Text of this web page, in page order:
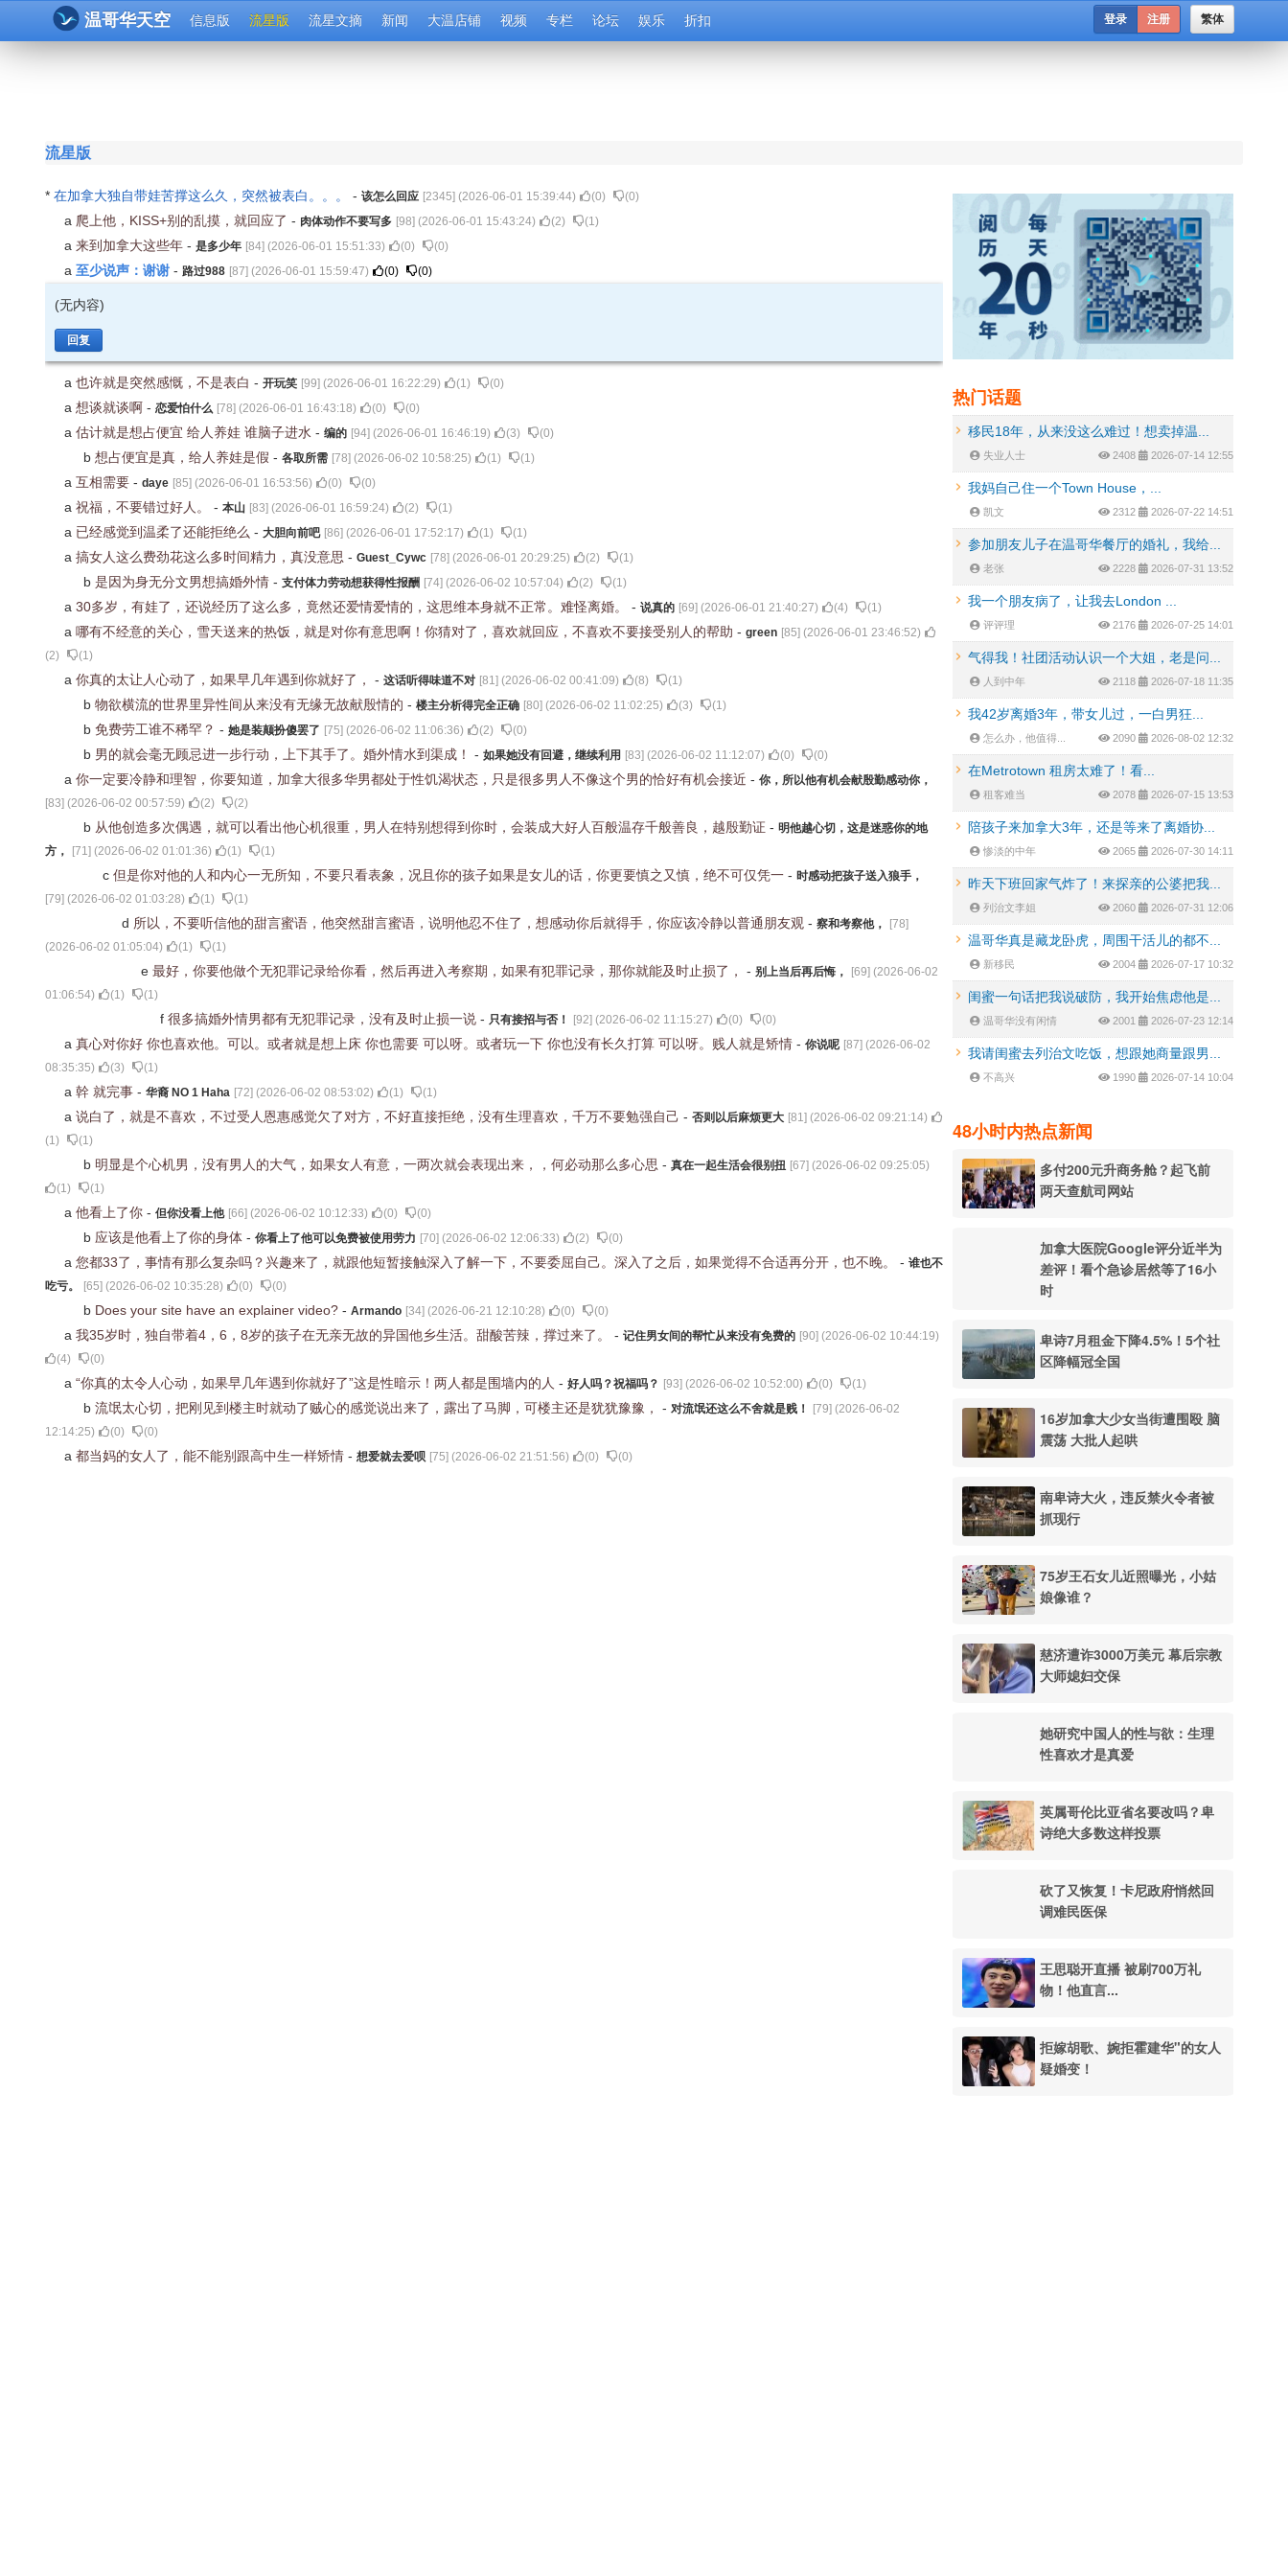
温哥华天空 信息版 流星版 流星文摘 新闻 大温店铺 视频 专栏 论坛 娱乐 折扣 繁体
登录 注册
流星版
* 在加拿大独自带娃苦撑这么久，突然被表白。。。 - 该怎么回应 [2345] (2026-06-01 15:39:44) (0) (0)
a 爬上他，KISS+别的乱摸，就回应了 - 肉体动作不要写多 [98] (2026-06-01 15:43:24) (2) (1)
a 来到加拿大这些年 - 是多少年 [84] (2026-06-01 15:51:33) (0) (0)
a 至少说声：谢谢 - 路过988 [87] (2026-06-01 15:59:47) (0) (0)
(无内容)
回复
a 也许就是突然感慨，不是表白 - 开玩笑 [99] (2026-06-01 16:22:29) (1) (0)
a 想谈就谈啊 - 恋爱怕什么 [78] (2026-06-01 16:43:18) (0) (0)
a 估计就是想占便宜 给人养娃 谁脑子进水 - 编的 [94] (2026-06-01 16:46:19) (3) (0)
b 想占便宜是真，给人养娃是假 - 各取所需 [78] (2026-06-02 10:58:25) (1) (1)
a 互相需要 - daye [85] (2026-06-01 16:53:56) (0) (0)
a 祝福，不要错过好人。 - 本山 [83] (2026-06-01 16:59:24) (2) (1)
a 已经感觉到温柔了还能拒绝么 - 大胆向前吧 [86] (2026-06-01 17:52:17) (1) (1)
a 搞女人这么费劲花这么多时间精力，真没意思 - Guest_Cywc [78] (2026-06-01 20:29:25) (2) (1)
b 是因为身无分文男想搞婚外情 - 支付体力劳动想获得性报酬 [74] (2026-06-02 10:57:04) (2) (1)
a 30多岁，有娃了，还说经历了这么多，竟然还爱情爱情的，这思维本身就不正常。难怪离婚。 - 说真的 [69] (2026-06-01 21:40:27) (4) (1)
a 哪有不经意的关心，雪天送来的热饭，就是对你有意思啊！你猜对了，喜欢就回应，不喜欢不要接受别人的帮助 - green [85] (2026-06-01 23:46:52)
(2) (1)
a 你真的太让人心动了，如果早几年遇到你就好了， - 这话听得味道不对 [81] (2026-06-02 00:41:09) (8) (1)
b 物欲横流的世界里异性间从来没有无缘无故献殷情的 - 楼主分析得完全正确 [80] (2026-06-02 11:02:25) (3) (1)
b 免费劳工谁不稀罕？ - 她是装颠扮傻罢了 [75] (2026-06-02 11:06:36) (2) (0)
b 男的就会毫无顾忌进一步行动，上下其手了。婚外情水到渠成！ - 如果她没有回避，继续利用 [83] (2026-06-02 11:12:07) (0) (0)
a 你一定要冷静和理智，你要知道，加拿大很多华男都处于性饥渴状态，只是很多男人不像这个男的恰好有机会接近 - 你，所以他有机会献殷勤感动你，
[83] (2026-06-02 00:57:59) (2) (2)
b 从他创造多次偶遇，就可以看出他心机很重，男人在特别想得到你时，会装成大好人百般温存千般善良，越殷勤证 - 明他越心切，这是迷惑你的地
方，
[71] (2026-06-02 01:01:36) (1) (1)
c 但是你对他的人和内心一无所知，不要只看表象，况且你的孩子如果是女儿的话，你更要慎之又慎，绝不可仅凭一 - 时感动把孩子送入狼手，
[79] (2026-06-02 01:03:28) (1) (1)
d 所以，不要听信他的甜言蜜语，他突然甜言蜜语，说明他忍不住了，想感动你后就得手，你应该冷静以普通朋友观 - 察和考察他， [78]
(2026-06-02 01:05:04) (1) (1)
e 最好，你要他做个无犯罪记录给你看，然后再进入考察期，如果有犯罪记录，那你就能及时止损了， - 别上当后再后悔， [69] (2026-06-02
01:06:54) (1) (1)
f 很多搞婚外情男都有无犯罪记录，没有及时止损一说 - 只有接招与否！ [92] (2026-06-02 11:15:27) (0) (0)
a 真心对你好 你也喜欢他。可以。或者就是想上床 你也需要 可以呀。或者玩一下 你也没有长久打算 可以呀。贱人就是矫情 - 你说呢 [87] (2026-06-02
08:35:35) (3) (1)
a 幹 就完事 - 华裔 NO 1 Haha [72] (2026-06-02 08:53:02) (1) (1)
a 说白了，就是不喜欢，不过受人恩惠感觉欠了对方，不好直接拒绝，没有生理喜欢，千万不要勉强自己 - 否则以后麻烦更大 [81] (2026-06-02 09:21:14)
(1) (1)
b 明显是个心机男，没有男人的大气，如果女人有意，一两次就会表现出来，，何必动那么多心思 - 真在一起生活会很别扭 [67] (2026-06-02 09:25:05)
(1) (1)
a 他看上了你 - 但你没看上他 [66] (2026-06-02 10:12:33) (0) (0)
b 应该是他看上了你的身体 - 你看上了他可以免费被使用劳力 [70] (2026-06-02 12:06:33) (2) (0)
a 您都33了，事情有那么复杂吗？兴趣来了，就跟他短暂接触深入了解一下，不要委屈自己。深入了之后，如果觉得不合适再分开，也不晚。 - 谁也不
吃亏。
[65] (2026-06-02 10:35:28) (0) (0)
b Does your site have an explainer video? - Armando [34] (2026-06-21 12:10:28) (0) (0)
a 我35岁时，独自带着4，6，8岁的孩子在无亲无故的异国他乡生活。甜酸苦辣，撑过来了。 - 记住男女间的帮忙从来没有免费的 [90] (2026-06-02 10:44:19)
(4) (0)
a “你真的太令人心动，如果早几年遇到你就好了”这是性暗示！两人都是围墙内的人 - 好人吗？祝福吗？ [93] (2026-06-02 10:52:00) (0) (1)
b 流氓太心切，把刚见到楼主时就动了贼心的感觉说出来了，露出了马脚，可楼主还是犹犹豫豫， - 对流氓还这么不舍就是贱！ [79] (2026-06-02
12:14:25) (0) (0)
a 都当妈的女人了，能不能别跟高中生一样矫情 - 想爱就去爱呗 [75] (2026-06-02 21:51:56) (0) (0)
热门话题
移民18年，从来没这么难过！想卖掉温...
失业人士 2408 2026-07-14 12:55
我妈自己住一个Town House，...
凯文 2312 2026-07-22 14:51
参加朋友儿子在温哥华餐厅的婚礼，我给...
老张 2228 2026-07-31 13:52
我一个朋友病了，让我去London ...
评评理 2176 2026-07-25 14:01
气得我！社团活动认识一个大姐，老是问...
人到中年 2118 2026-07-18 11:35
我42岁离婚3年，带女儿过，一白男狂...
怎么办，他值得... 2090 2026-08-02 12:32
在Metrotown 租房太难了！看...
租客难当 2078 2026-07-15 13:53
陪孩子来加拿大3年，还是等来了离婚协...
惨淡的中年 2065 2026-07-30 14:11
昨天下班回家气炸了！来探亲的公婆把我...
列治文李姐 2060 2026-07-31 12:06
温哥华真是藏龙卧虎，周围干活儿的都不...
新移民 2004 2026-07-17 10:32
闺蜜一句话把我说破防，我开始焦虑他是...
温哥华没有闲情 2001 2026-07-23 12:14
我请闺蜜去列治文吃饭，想跟她商量跟男...
不高兴 1990 2026-07-14 10:04
48小时内热点新闻
多付200元升商务舱？起飞前
两天查航司网站
加拿大医院Google评分近半为
差评！看个急诊居然等了16小
时
卑诗7月租金下降4.5%！5个社
区降幅冠全国
16岁加拿大少女当街遭围殴 脑
震荡 大批人起哄
南卑诗大火，违反禁火令者被
抓现行
75岁王石女儿近照曝光，小姑
娘像谁？
慈济遭诈3000万美元 幕后宗教
大师媳妇交保
她研究中国人的性与欲：生理
性喜欢才是真爱
英属哥伦比亚省名要改吗？卑
诗绝大多数这样投票
砍了又恢复！卡尼政府悄然回
调难民医保
王思聪开直播 被刷700万礼
物！他直言...
拒嫁胡歌、婉拒霍建华"的女人
疑婚变！